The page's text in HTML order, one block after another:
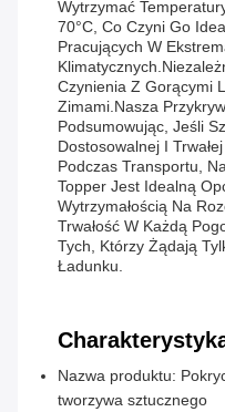
Wytrzymać
70°C, Co Czyni Go
Pracujących W
Czynienia Z Gorącymi
Zimami.Nasza
Podsumowując, Jeśli
Dostosowalnej I
Podczas Transportu,
Topper Jest Idealną
Wytrzymałością Na
Trwałość W Każdą
Tych, Którzy Żądają
Ładunku.
Nazwa produktu:
tworzywa sztucznego